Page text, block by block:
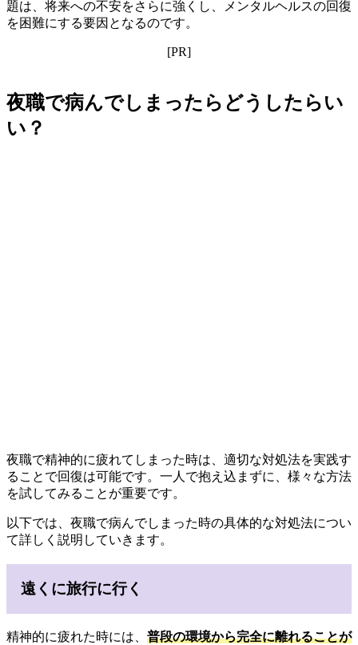
題は、将来への不安をさらに強くし、メンタルヘルスの回復
を困難にする要因となるのです。
[PR]
夜職で病んでしまったらどうしたらい
い？
夜職で精神的に疲れてしまった時は、適切な対処法を実践す
ることで回復は可能です。一人で抱え込まずに、様々な方法
を試してみることが重要です。
以下では、夜職で病んでしまった時の具体的な対処法につい
て詳しく説明していきます。
遠くに旅行に行く
精神的に疲れた時には、 普段の環境から完全に離れることが